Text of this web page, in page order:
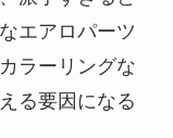
エアロパーツ
ラーリングな
る要因になる